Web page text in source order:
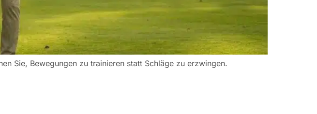
Sie, Bewegungen zu trainieren statt Schläge zu erzwingen.